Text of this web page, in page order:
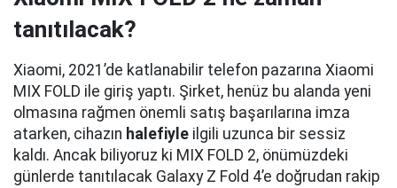
tanıtılacak?
Xiaomi, 2021’de katlanabilir telefon pazarına Xiaomi
MIX FOLD ile giriş yaptı. Şirket, henüz bu alanda yeni
olmasına rağmen önemli satış başarılarına imza
atarken, cihazın halefiyle ilgili uzunca bir sessiz
kaldı. Ancak biliyoruz ki MIX FOLD 2, önümüzdeki
günlerde tanıtılacak Galaxy Z Fold 4’e doğrudan rakip